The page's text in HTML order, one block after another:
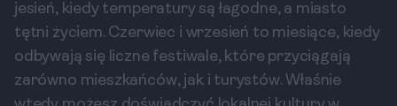
jesień, kiedy temperatury są łagodne, a miasto
tętni życiem. Czerwiec i wrzesień to miesiące, kiedy
odbywają się liczne festiwale, które przyciągają
zarówno mieszkańców, jak i turystów. Właśnie